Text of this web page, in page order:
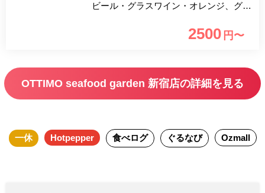
ビール・グラスワイン・オレンジ、グレ
【シェフおすすめパスタランチ】 5種か
ンチコースに、「乾杯スパークリングワ
イン」「ドルチェ」「食後のカフェ」の
ス張りの解放感あるテラス席やソファー
2500 円〜
OTTIMO seafood garden 新宿店の詳細を見る
一休 Hotpepper 食べログ ぐるなび Ozmall